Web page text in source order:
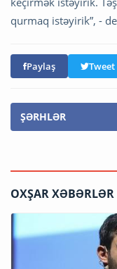
qurmaq istəyirik”, -
Paylaş Tweet
ŞƏRHLƏR
OXŞAR XƏBƏRLƏR